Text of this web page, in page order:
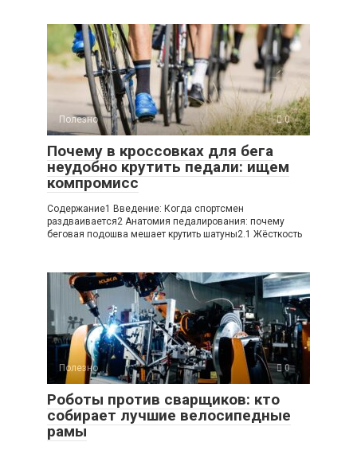
Полезно 0
Почему в кроссовках для бега
неудобно крутить педали: ищем
компромисс
Содержание1 Введение: Когда спортсмен
раздваивается2 Анатомия педалирования: почему
беговая подошва мешает крутить шатуны2.1 Жёсткость
Полезно 0
Роботы против сварщиков: кто
собирает лучшие велосипедные
рамы